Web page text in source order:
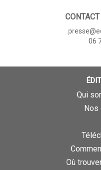
06
Qui
Nos
Où